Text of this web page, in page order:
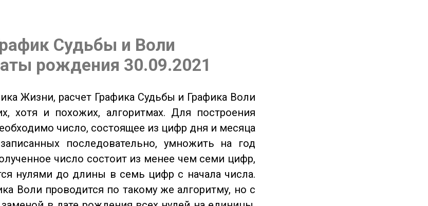
Судьбы и Воли
рождения 30.09.2021
Жизни, расчет Графика Судьбы и Графика Воли
хотя и похожих, алгоритмах. Для построения
число, состоящее из цифр дня и месяца
последовательно, умножить на год
число состоит из менее чем семи цифр,
нулями до длины в семь цифр с начала числа.
Воли проводится по такому же алгоритму, но с